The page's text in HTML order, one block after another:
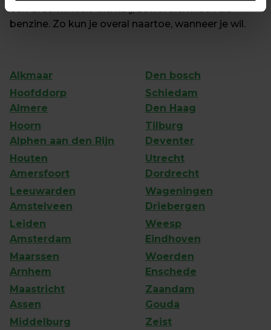
een Greenwheels dichtbij, zowel elektrisch als
benzine. Zo kun je overal naartoe, wanneer je wil.
Alkmaar
Den bosch
Hoofddorp
Schiedam
Almere
Den Haag
Hoorn
Tilburg
Alphen aan den Rijn
Deventer
Houten
Utrecht
Amersfoort
Dordrecht
Leeuwarden
Wageningen
Amstelveen
Driebergen
Leiden
Weesp
Amsterdam
Eindhoven
Maarssen
Woerden
Arnhem
Enschede
Maastricht
Zaandam
Assen
Gouda
Middelburg
Zeist